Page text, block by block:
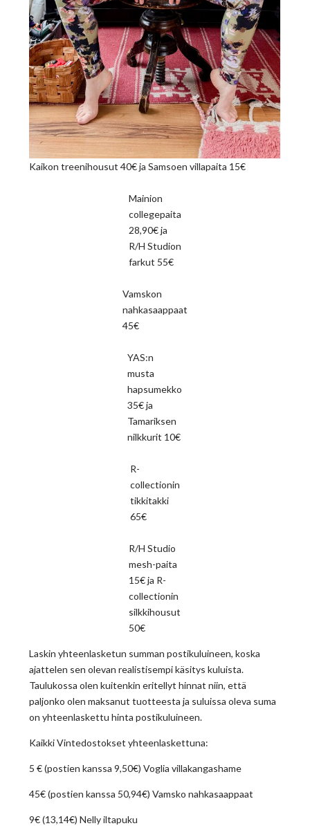
Kaikon treenihousut 40€ ja Samsoen villapaita 15€
Mainion
collegepaita
28,90€ ja
R/H Studion
farkut 55€
Vamskon
nahkasaappaat
45€
YAS:n
musta
hapsumekko
35€ ja
Tamariksen
nilkkurit 10€
R-
collectionin
tikkitakki
65€
R/H Studio
mesh-paita
15€ ja R-
collectionin
silkkihousut
50€
Laskin yhteenlasketun summan postikuluineen, koska
ajattelen sen olevan realistisempi käsitys kuluista.
Taulukossa olen kuitenkin eritellyt hinnat niin, että
paljonko olen maksanut tuotteesta ja suluissa oleva suma
on yhteenlaskettu hinta postikuluineen.
Kaikki Vintedostokset yhteenlaskettuna:
5 € (postien kanssa 9,50€) Voglia villakangashame
45€ (postien kanssa 50,94€) Vamsko nahkasaappaat
9€ (13,14€) Nelly iltapuku